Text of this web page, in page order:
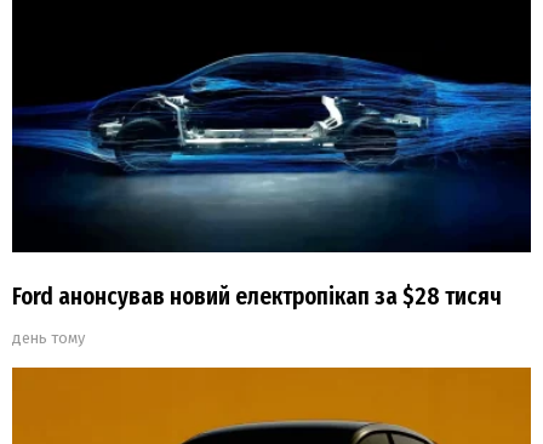
Ford анонсував новий електропікап за $28 тисяч
день тому